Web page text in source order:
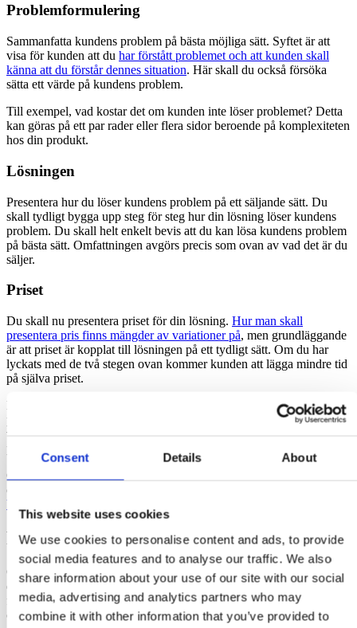
Consent Details About
This website uses cookies
We use cookies to personalise content and ads, to provide
social media features and to analyse our traffic. We also
share information about your use of our site with our social
media, advertising and analytics partners who may
combine it with other information that you’ve provided to
Problemformulering
Sammanfatta kundens problem på bästa möjliga sätt. Syftet är att
visa för kunden att du har förstått problemet och att kunden skall
känna att du förstår dennes situation. Här skall du också försöka
sätta ett värde på kundens problem.
Till exempel, vad kostar det om kunden inte löser problemet? Detta
kan göras på ett par rader eller flera sidor beroende på komplexiteten
hos din produkt.
Lösningen
Presentera hur du löser kundens problem på ett säljande sätt. Du
skall tydligt bygga upp steg för steg hur din lösning löser kundens
problem. Du skall helt enkelt bevis att du kan lösa kundens problem
på bästa sätt. Omfattningen avgörs precis som ovan av vad det är du
säljer.
Priset
Du skall nu presentera priset för din lösning. Hur man skall
presentera pris finns mängder av variationer på, men grundläggande
är att priset är kopplat till lösningen på ett tydligt sätt. Om du har
lyckats med de två stegen ovan kommer kunden att lägga mindre tid
på själva priset.
Det finns olika tekniker såsom att dela upp priset i delar eller
paketpris. Det finns för- och nackdelar med båda. Se dock till att
vara medveten om vilken som är bäst för dig för att slippa hamna i
prisdiskussioner.
Oavsett är det viktiga att det är tydligt för kunden. Vill du läsa mer
om hur du lyckas ta bättre betalt rekommenderas
bättre betalt än dina konkurrenter”
Fler rekommenderade delar i offerten
Ovan tre saker måste du ha med för att du skall lyckas med att göra
en säljande offert. Det är också viktigt att du besvarar kundens
frågor i offerten för att skapa förtroende och tydlighet. Se till att
offerten är anpassad efter kundens behov och förväntningar, och